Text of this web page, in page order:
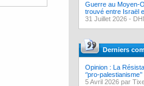
Guerre au Moyen-
trouvé entre Israël
31 Juillet 2026 -
Derniers
Opinion : La
‘’pro-palestianisme’’
5 Avril 2026 par